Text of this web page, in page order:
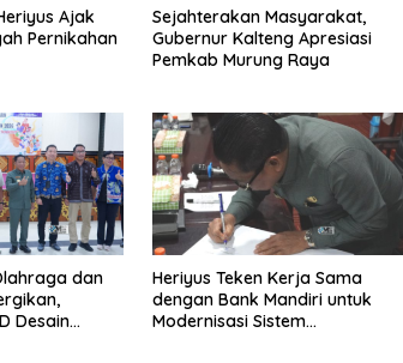
Ajak
Pernikahan
Sejahterakan Masyarakat,
Gubernur Kalteng Apresiasi
Pemkab Murung Raya
dan
Desain
Heriyus Teken Kerja Sama
dengan Bank Mandiri untuk
Modernisasi Sistem